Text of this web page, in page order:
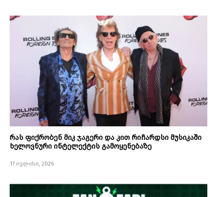
რას ფიქრობენ მიკ ჯაგერი და კით რიჩარდსი მუსიკაში
ხელოვნური ინტელექტის გამოყენებაზე
17 ივლისი, 2026